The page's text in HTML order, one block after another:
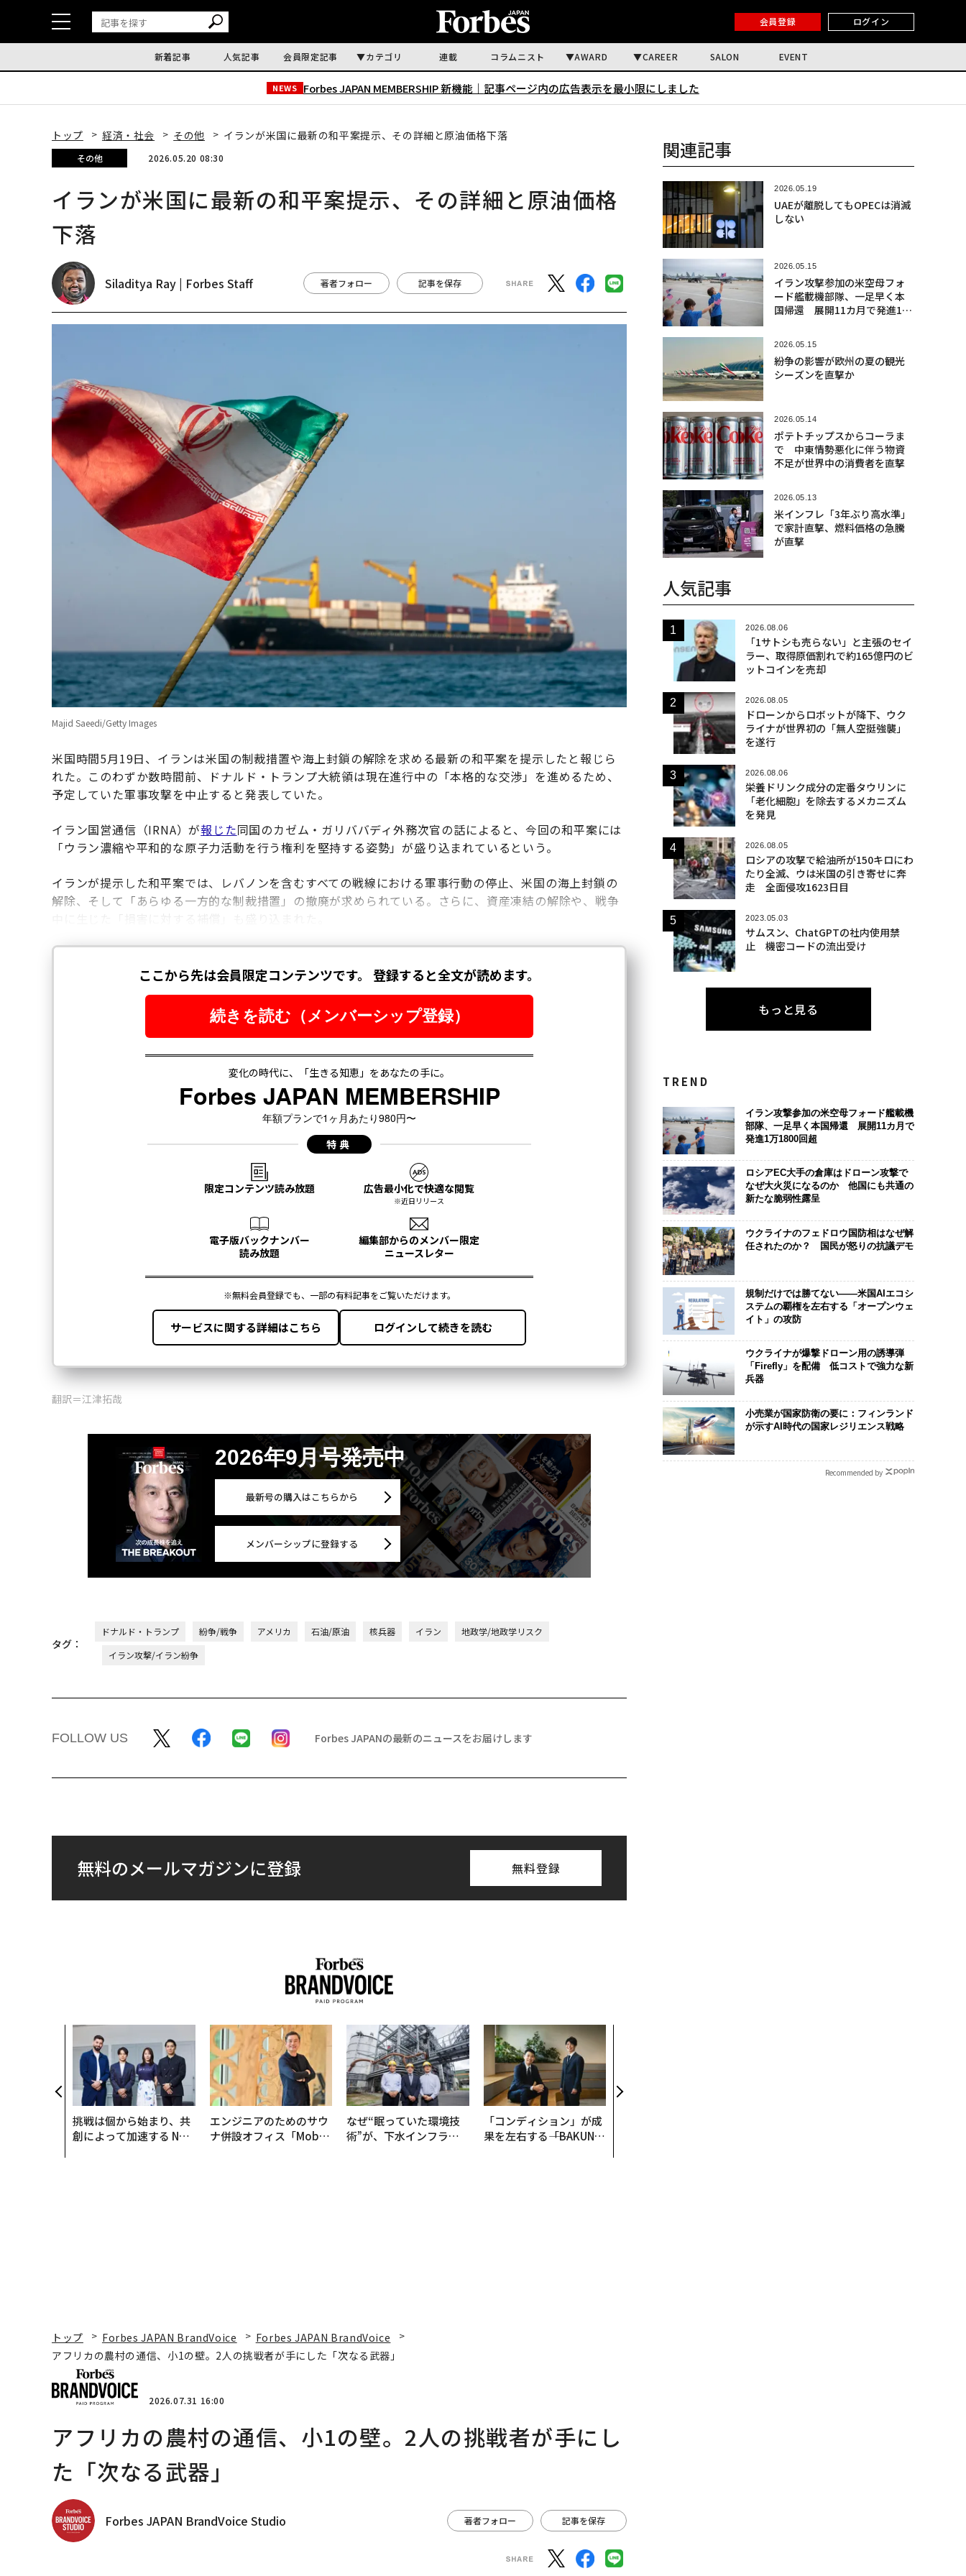
会員登録 ログイン
新着記事 人気記事 会員限定記事 カテゴリ 連載 コラムニスト AWARD CAREER SALON EVENT
NEWS Forbes JAPAN MEMBERSHIP 新機能｜ 記事ページ内の広告表示を最小限にしました
トップ 経済・社会 その他 イランが米国に最新の和平案提示、その詳細と原油価格下落
その他 2026.05.20 08:30
イランが米国に最新の和平案提示、その詳細と原油価格
下落
Siladitya Ray | Forbes Staff 著者フォロー 記事を保存
Majid Saeedi/Getty Images
米国時間5月19日、イランは米国の制裁措置や海上封鎖の解除を求める最新の和平案を提示したと報じら
れた。このわずか数時間前、ドナルド・トランプ大統領は現在進行中の「本格的な交渉」を進めるため、
予定していた軍事攻撃を中止すると発表していた。
イラン国営通信（IRNA）が報じた同国のカゼム・ガリババディ外務次官の話によると、今回の和平案には
「ウラン濃縮や平和的な原子力活動を行う権利を堅持する姿勢」が盛り込まれているという。
イランが提示した和平案では、レバノンを含むすべての戦線における軍事行動の停止、米国の海上封鎖の
解除、そして「あらゆる一方的な制裁措置」の撤廃が求められている。さらに、資産凍結の解除や、戦争
翻訳＝江津拓哉
2026年9月号発売中
最新号の購入はこちらから
メンバーシップに登録する
タグ：
ドナルド・トランプ 紛争/戦争 アメリカ 石油/原油 核兵器 イラン
地政学/地政学リスク
イラン攻撃/イラン紛争
FOLLOW US Forbes JAPANの最新のニュースをお届けします
無料のメールマガジンに登録 無料登録
挑戦は個から始まり、共
創によって加速する NOR
エンジニアのためのサウ
ナ併設オフィス「Mobiu
なぜ“眠っていた環境技
術”が、下水インフラを
「コンディション」が成
果を左右する――「BAKUN
くり方
関連記事
2026.05.19
UAEが離脱してもOPECは消滅
しない
2026.05.15
イラン攻撃参加の米空母フォ
ード艦載機部隊、一足早く本
国帰還 展開11カ月で発進1万
2026.05.15
紛争の影響が欧州の夏の観光
シーズンを直撃か
2026.05.14
ポテトチップスからコーラま
で 中東情勢悪化に伴う物資
不足が世界中の消費者を直撃
2026.05.13
米インフレ「3年ぶり高水準」
で家計直撃、燃料価格の急騰
が直撃
人気記事
2026.08.06
「1サトシも売らない」と主張のセイ
ラー、取得原価割れで約165億円のビ
ットコインを売却
2026.08.05
ドローンからロボットが降下、ウク
ライナが世界初の「無人空挺強襲」
を遂行
2026.08.06
栄養ドリンク成分の定番タウリンに
「老化細胞」を除去するメカニズム
を発見
2026.08.05
ロシアの攻撃で給油所が150キロにわ
たり全滅、ウは米国の引き寄せに奔
走 全面侵攻1623日目
2023.05.03
サムスン、ChatGPTの社内使用禁
止 機密コードの流出受け
もっと見る
TREND
イラン攻撃参加の米空母フォード艦載機
部隊、一足早く本国帰還 展開11カ月で
発進1万1800回超
ロシアEC大手の倉庫はドローン攻撃で
なぜ大火災になるのか 他国にも共通の
新たな脆弱性露呈
ウクライナのフェドロウ国防相はなぜ解
任されたのか？ 国民が怒りの抗議デモ
規制だけでは勝てない――米国AIエコシ
ステムの覇権を左右する「オープンウェ
イト」の攻防
ウクライナが爆撃ドローン用の誘導弾
「Firefly」を配備 低コストで強力な新
兵器
小売業が国家防衛の要に：フィンランド
が示すAI時代の国家レジリエンス戦略
Recommended by
トップ Forbes JAPAN BrandVoice
Forbes JAPAN BrandVoice
アフリカの農村の通信、小1の壁。2人の挑戦者が手にした「次なる武器」
2026.07.31 16:00
アフリカの農村の通信、小1の壁。2人の挑戦者が手にし
た「次なる武器」
Forbes JAPAN BrandVoice Studio 著者フォロー 記事を保存